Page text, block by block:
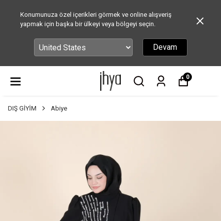
Konumunuza özel içerikleri görmek ve online alışveriş
yapmak için başka bir ülkeyi veya bölgeyi seçin.
Devam
0
DIŞ GİYİM Abiye